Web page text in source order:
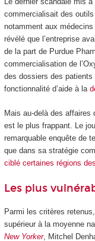
commercialisait des
notamment aux
révélé que l’entreprise
de la part de Purdue
commercialisation de
des dossiers des
fonctionnalité d’aide à la
Mais au-delà des affaires
est le plus frappant. Le
remarquable enquête de
que dans sa stratégie
ciblé certaines régions
Les plus
Parmi les critères
supérieur à la moyenne
New Yorker, Mitchel